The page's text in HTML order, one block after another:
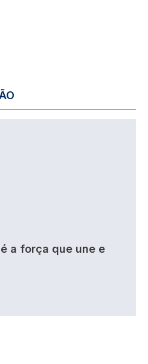
a força que une e